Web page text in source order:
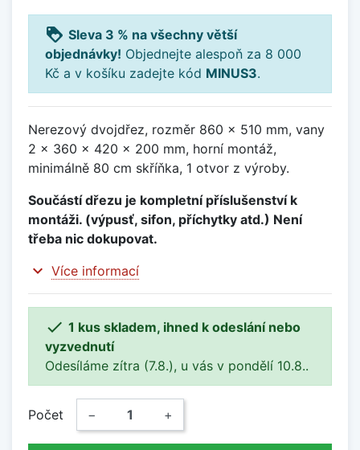
loyalty Sleva 3 % na všechny větší
objednávky! Objednejte alespoň za 8 000
Kč a v košíku zadejte kód MINUS3.
Nerezový dvojdřez, rozměr 860 x 510 mm, vany
2 x 360 x 420 x 200 mm, horní montáž,
minimálně 80 cm skříňka, 1 otvor z výroby.
Součástí dřezu je kompletní příslušenství k
montáži. (výpusť, sifon, příchytky atd.) Není
třeba nic dokupovat.
expand_more Více informací
 1 kus skladem, ihned k odeslání nebo
vyzvednutí
Odesíláme zítra (7.8.), u vás v pondělí 10.8..
Počet − +